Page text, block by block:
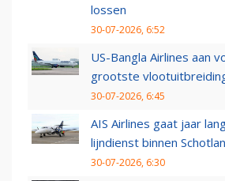
lossen
30-07-2026, 6:52
US-Bangla Airlines aan
grootste
30-07-2026, 6:45
AIS Airlines gaat jaar
lijndienst binnen
30-07-2026, 6:30